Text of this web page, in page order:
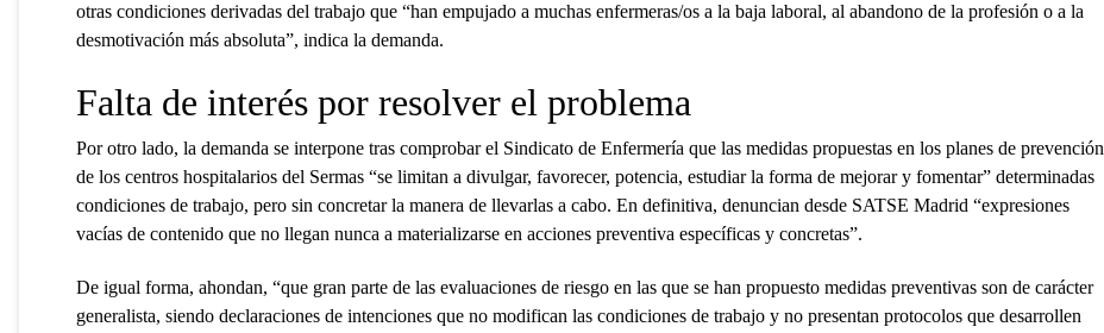
otras condiciones derivadas del trabajo que “han empujado a muchas enfermeras/os a la baja laboral, al abandono de la profesión o a la
desmotivación más absoluta”, indica la demanda.
Falta de interés por resolver el problema
Por otro lado, la demanda se interpone tras comprobar el Sindicato de Enfermería que las medidas propuestas en los planes de prevención
de los centros hospitalarios del Sermas “se limitan a divulgar, favorecer, potencia, estudiar la forma de mejorar y fomentar” determinadas
condiciones de trabajo, pero sin concretar la manera de llevarlas a cabo. En definitiva, denuncian desde SATSE Madrid “expresiones
vacías de contenido que no llegan nunca a materializarse en acciones preventiva específicas y concretas”.
De igual forma, ahondan, “que gran parte de las evaluaciones de riesgo en las que se han propuesto medidas preventivas son de carácter
generalista, siendo declaraciones de intenciones que no modifican las condiciones de trabajo y no presentan protocolos que desarrollen